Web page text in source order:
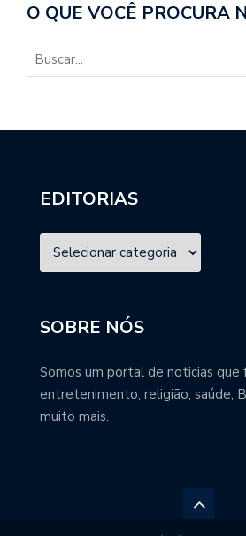
O QUE VOCÊ PROCURA
EDITORIAS
SOBRE NÓS
Somos um portal de noticias que
entretenimento, religião, saúde,
muito mais.